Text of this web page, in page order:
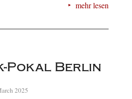
mehr lesen
Pokal Berlin
2025